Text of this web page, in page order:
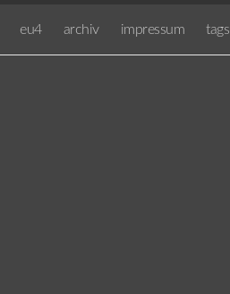
eu4 archiv impressum tags